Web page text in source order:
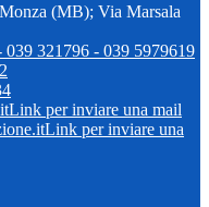
(MB); Via Marsala
321796 - 039 5979619
Link per inviare una mail
Link per inviare una